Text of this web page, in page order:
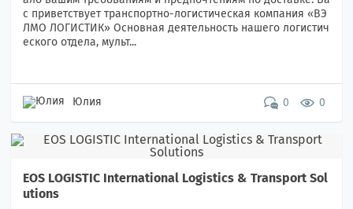
с приветствует транспортно-логистическая компания «ВЭ
ЛМО ЛОГИСТИК» Основная деятельность нашего логистич
еского отдела, мульт...
Юлия 0 0
EOS LOGISTIC International Logistics & Transport Sol
utions